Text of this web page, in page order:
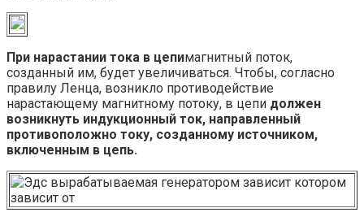
При нарастании тока в цепимагнитный поток,
созданный им, будет увеличиваться. Чтобы, согласно
правилу Ленца, возникло противодействие
нарастающему магнитному потоку, в цепи должен
возникнуть индукционный ток, направленный
противоположно току, созданному источником,
включенным в цепь.